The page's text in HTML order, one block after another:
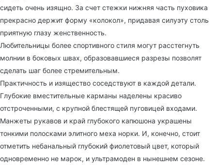
сидеть очень изящно. За счет стежки нижняя часть пуховика
прекрасно держит форму «колокол», придавая силуэту столь
приятную глазу женственность.
Любительницы более спортивного стиля могут расстегнуть
молнии в боковых швах, образовавшиеся разрезы позволят
сделать шаг более стремительным.
Практичность и изящество соседствуют в каждой детали.
Глубокие вместительные карманы наделены красиво
отстроченными, с крупной блестящей пуговицей входами.
Манжеты рукавов и край глубокого капюшона украшены
тонкими полосками элитного меха норки. И, конечно, стоит
отметить небанальный глубокий фиолетовый цвет, который
одновременно не марок, и ультрамоден в нынешнем сезоне.